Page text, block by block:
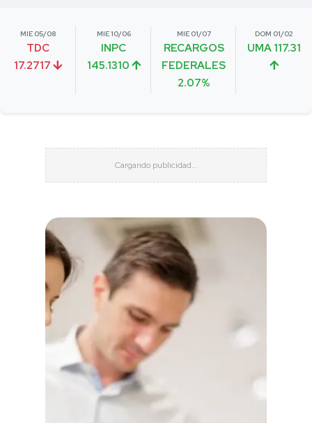
MIE 05/08
TDC
17.2717
MIE 10/06
INPC
145.1310
MIE 01/07
RECARGOS
FEDERALES
2.07%
DOM 01/02
UMA 117.31